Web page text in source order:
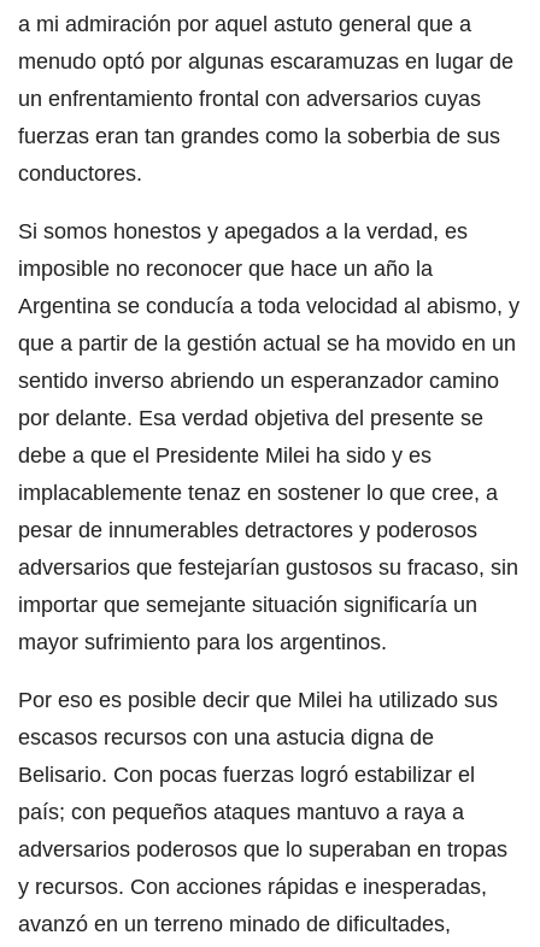
a mi admiración por aquel astuto general que a
menudo optó por algunas escaramuzas en lugar de
un enfrentamiento frontal con adversarios cuyas
fuerzas eran tan grandes como la soberbia de sus
conductores.
Si somos honestos y apegados a la verdad, es
imposible no reconocer que hace un año la
Argentina se conducía a toda velocidad al abismo, y
que a partir de la gestión actual se ha movido en un
sentido inverso abriendo un esperanzador camino
por delante. Esa verdad objetiva del presente se
debe a que el Presidente Milei ha sido y es
implacablemente tenaz en sostener lo que cree, a
pesar de innumerables detractores y poderosos
adversarios que festejarían gustosos su fracaso, sin
importar que semejante situación significaría un
mayor sufrimiento para los argentinos.
Por eso es posible decir que Milei ha utilizado sus
escasos recursos con una astucia digna de
Belisario. Con pocas fuerzas logró estabilizar el
país; con pequeños ataques mantuvo a raya a
adversarios poderosos que lo superaban en tropas
y recursos. Con acciones rápidas e inesperadas,
avanzó en un terreno minado de dificultades,